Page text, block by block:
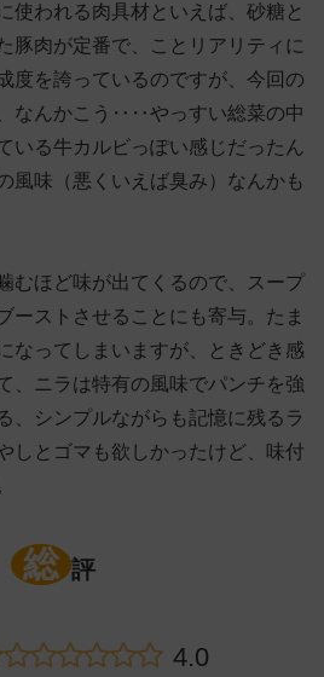
使われる肉具材といえば、砂糖と
豚肉が定番で、ことリアリティに
度を誇っているのですが、今回の
なんかこう‥‥やっすい総菜の中
いる牛カルビっぽい感じだったん
風味（悪くいえば臭み）なんかも
むほど味が出てくるので、スープ
ーストさせることにも寄与。たま
なってしまいますが、ときどき感
、ニラは特有の風味でパンチを強
、シンプルながらも記憶に残るラ
しとゴマも欲しかったけど、味付
総 評
4.0